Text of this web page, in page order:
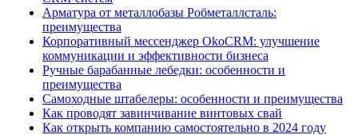
Арматура от металлобазы Робметаллсталь:
преимущества
Корпоративный мессенджер OkoCRM: улучшение
коммуникации и эффективности бизнеса
Ручные барабанные лебедки: особенности и
преимущества
Самоходные штабелеры: особенности и преимущества
Как проводят завинчивание винтовых свай
Как открыть компанию самостоятельно в 2024 году